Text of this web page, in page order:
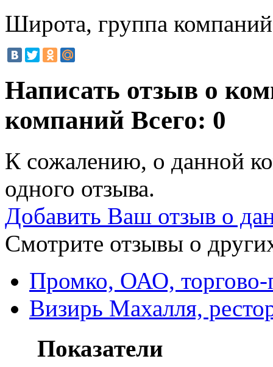
Широта, группа компаний
Написать отзыв о
компаний Всего: 0
К сожалению, о данной
одного отзыва.
Добавить Ваш отзыв о
Смотрите отзывы о
Промко, ОАО, торгово-
Визирь Махалля,
Показатели